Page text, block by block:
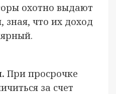
охотно выдают
что их доход
При просрочке
за счет